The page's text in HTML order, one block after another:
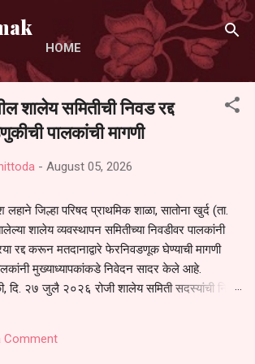
Skip to main content
HOME
शालेय समितीची निवड रद्द
पालकांची मागणी
- August 05, 2026
लहाने जिल्हा परिषद प्राथमिक शाळा, सातोना खुर्द (ता.
शालेय व्यवस्थापन समितीच्या निवडीवर पालकांनी
रद्द करून मतदानाद्वारे फेरनिवडणूक घेण्याची मागणी
मुख्याध्यापकांकडे निवेदन सादर केले आहे.
दि. २७ जुलै २०२६ रोजी शालेय समिती सदस्यांची निवड
नसल्याने मोठ्या संख्येने पालक बैठकीस उपस्थित राहू शकले
विश्वासात न घेता निवड प्रक्रिया पूर्ण करण्यात
Comment